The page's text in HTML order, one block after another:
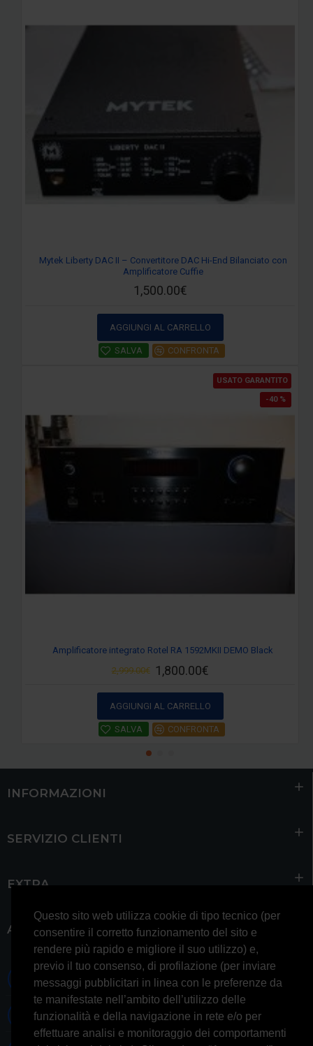
Questo sito web utilizza cookie di tipo tecnico (per
consentire il corretto funzionamento del sito e
rendere più rapido e migliore il suo utilizzo) e,
previo il tuo consenso, di profilazione (per inviare
messaggi pubblicitari in linea con le preferenze da
te manifestate nell’ambito dell’utilizzo delle
funzionalità e della navigazione in rete e/o per
effettuare analisi e monitoraggio dei comportamenti
Mytek Liberty DAC II – Convertitore DAC Hi-End Bilanciato con
Amplificatore Cuffie
1,500.00€
AGGIUNGI AL CARRELLO
SALVA CONFRONTA
USATO GARANTITO
-40 %
Amplificatore integrato Rotel RA 1592MKII DEMO Black
1,800.00€
2,999.00€
AGGIUNGI AL CARRELLO
SALVA CONFRONTA
INFORMAZIONI
SERVIZIO CLIENTI
EXTRA
ACCOUNT
0697245677 0697245678
Whatsapp 3314433674